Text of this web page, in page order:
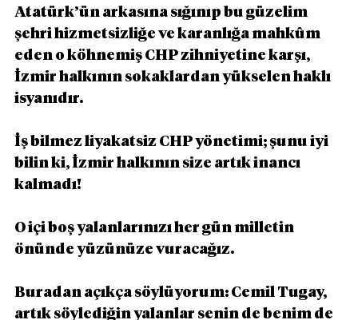
Atatürk’ün arkasına sığınıp bu güzelim
şehri hizmetsizliğe ve karanlığa mahkûm
eden o köhnemiş CHP zihniyetine karşı,
İzmir halkının sokaklardan yükselen haklı
isyanıdır.
İş bilmez liyakatsiz CHP yönetimi; şunu iyi
bilin ki, İzmir halkının size artık inancı
kalmadı!
O içi boş yalanlarınızı her gün milletin
önünde yüzünüze vuracağız.
Buradan açıkça söylüyorum: Cemil Tugay,
artık söylediğin yalanlar senin de benim de